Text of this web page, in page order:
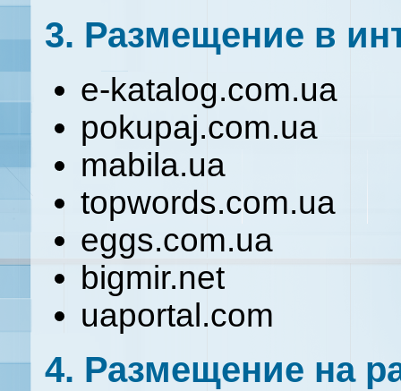
3. Размещение в
e-katalog.com.ua
pokupaj.com.ua
mabila.ua
topwords.com.ua
eggs.com.ua
bigmir.net
uaportal.com
4. Размещение на